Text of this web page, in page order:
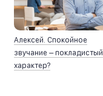
Алексей. Спокойное
звучание – покладистый
характер?